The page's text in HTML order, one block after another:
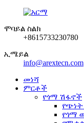
ሞባይል ስልክ
+8615733230780
ኢሜይል
info@arextecn.com
መነሻ
ምርቶች
የጎማ ሽፋኖች
የጎማ